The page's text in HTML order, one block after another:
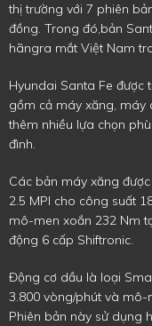
thị trường với 7 phiên
đồng. Trong đó,bản
hãngra mắt Việt Nam
Hyundai Santa Fe được
gồm cả máy xăng, máy
thêm nhiều lựa chọn
đình.
Các bản máy xăng
2.5 MPI cho công suất
mô-men xoắn 232 Nm
động 6 cấp Shiftronic.
Động cơ dầu là loại
3.800 vòng/phút và mô-
Phiên bản này sử dụng